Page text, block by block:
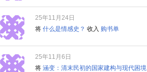
25年11月24日
将 什么是情感史？ 收入 购书单
25年11月6日
将 涵变：清末民初的国家建构与现代困境